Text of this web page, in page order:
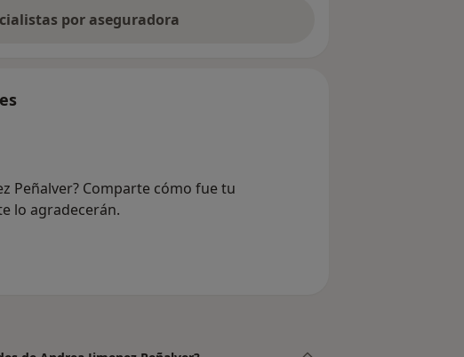
por aseguradora
Peñalver? Comparte cómo fue tu
lo agradecerán.